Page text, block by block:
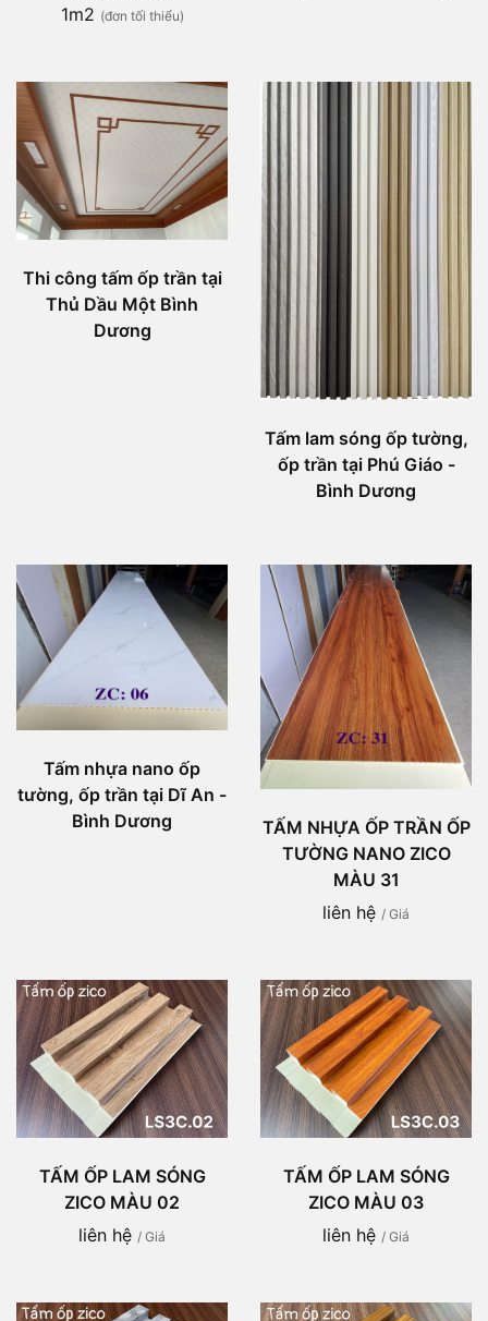
1m2 (đơn tối thiểu)
Thi công tấm ốp trần tại
Thủ Dầu Một Bình
Dương
Tấm lam sóng ốp tường,
ốp trần tại Phú Giáo -
Bình Dương
Tấm nhựa nano ốp
tường, ốp trần tại Dĩ An -
Bình Dương
TẤM NHỰA ỐP TRẦN ỐP
TƯỜNG NANO ZICO
MÀU 31
liên hệ / Giá
TẤM ỐP LAM SÓNG
ZICO MÀU 02
liên hệ / Giá
TẤM ỐP LAM SÓNG
ZICO MÀU 03
liên hệ / Giá